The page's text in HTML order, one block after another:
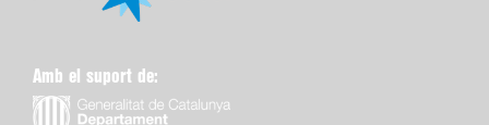
Amb el suport de: